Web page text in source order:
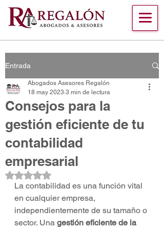
Entrada
Consejos para la
gestión eficiente de tu
contabilidad
empresarial
Abogados Asesores Regalón
18 may 2023 3 min de lectura
Obtuvo NaN de 5 estrellas.
La contabilidad es una función vital
en cualquier empresa,
independientemente de su tamaño o
sector. Una gestión eficiente de la